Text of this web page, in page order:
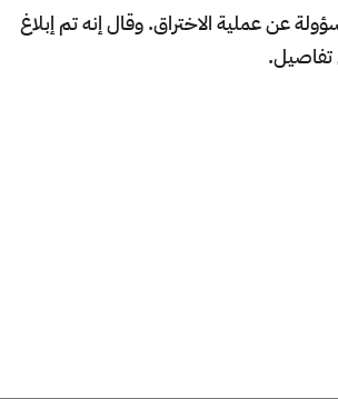
عن عملية الاختراق. وقال إنه تم إبلاغ
تفاصيل.